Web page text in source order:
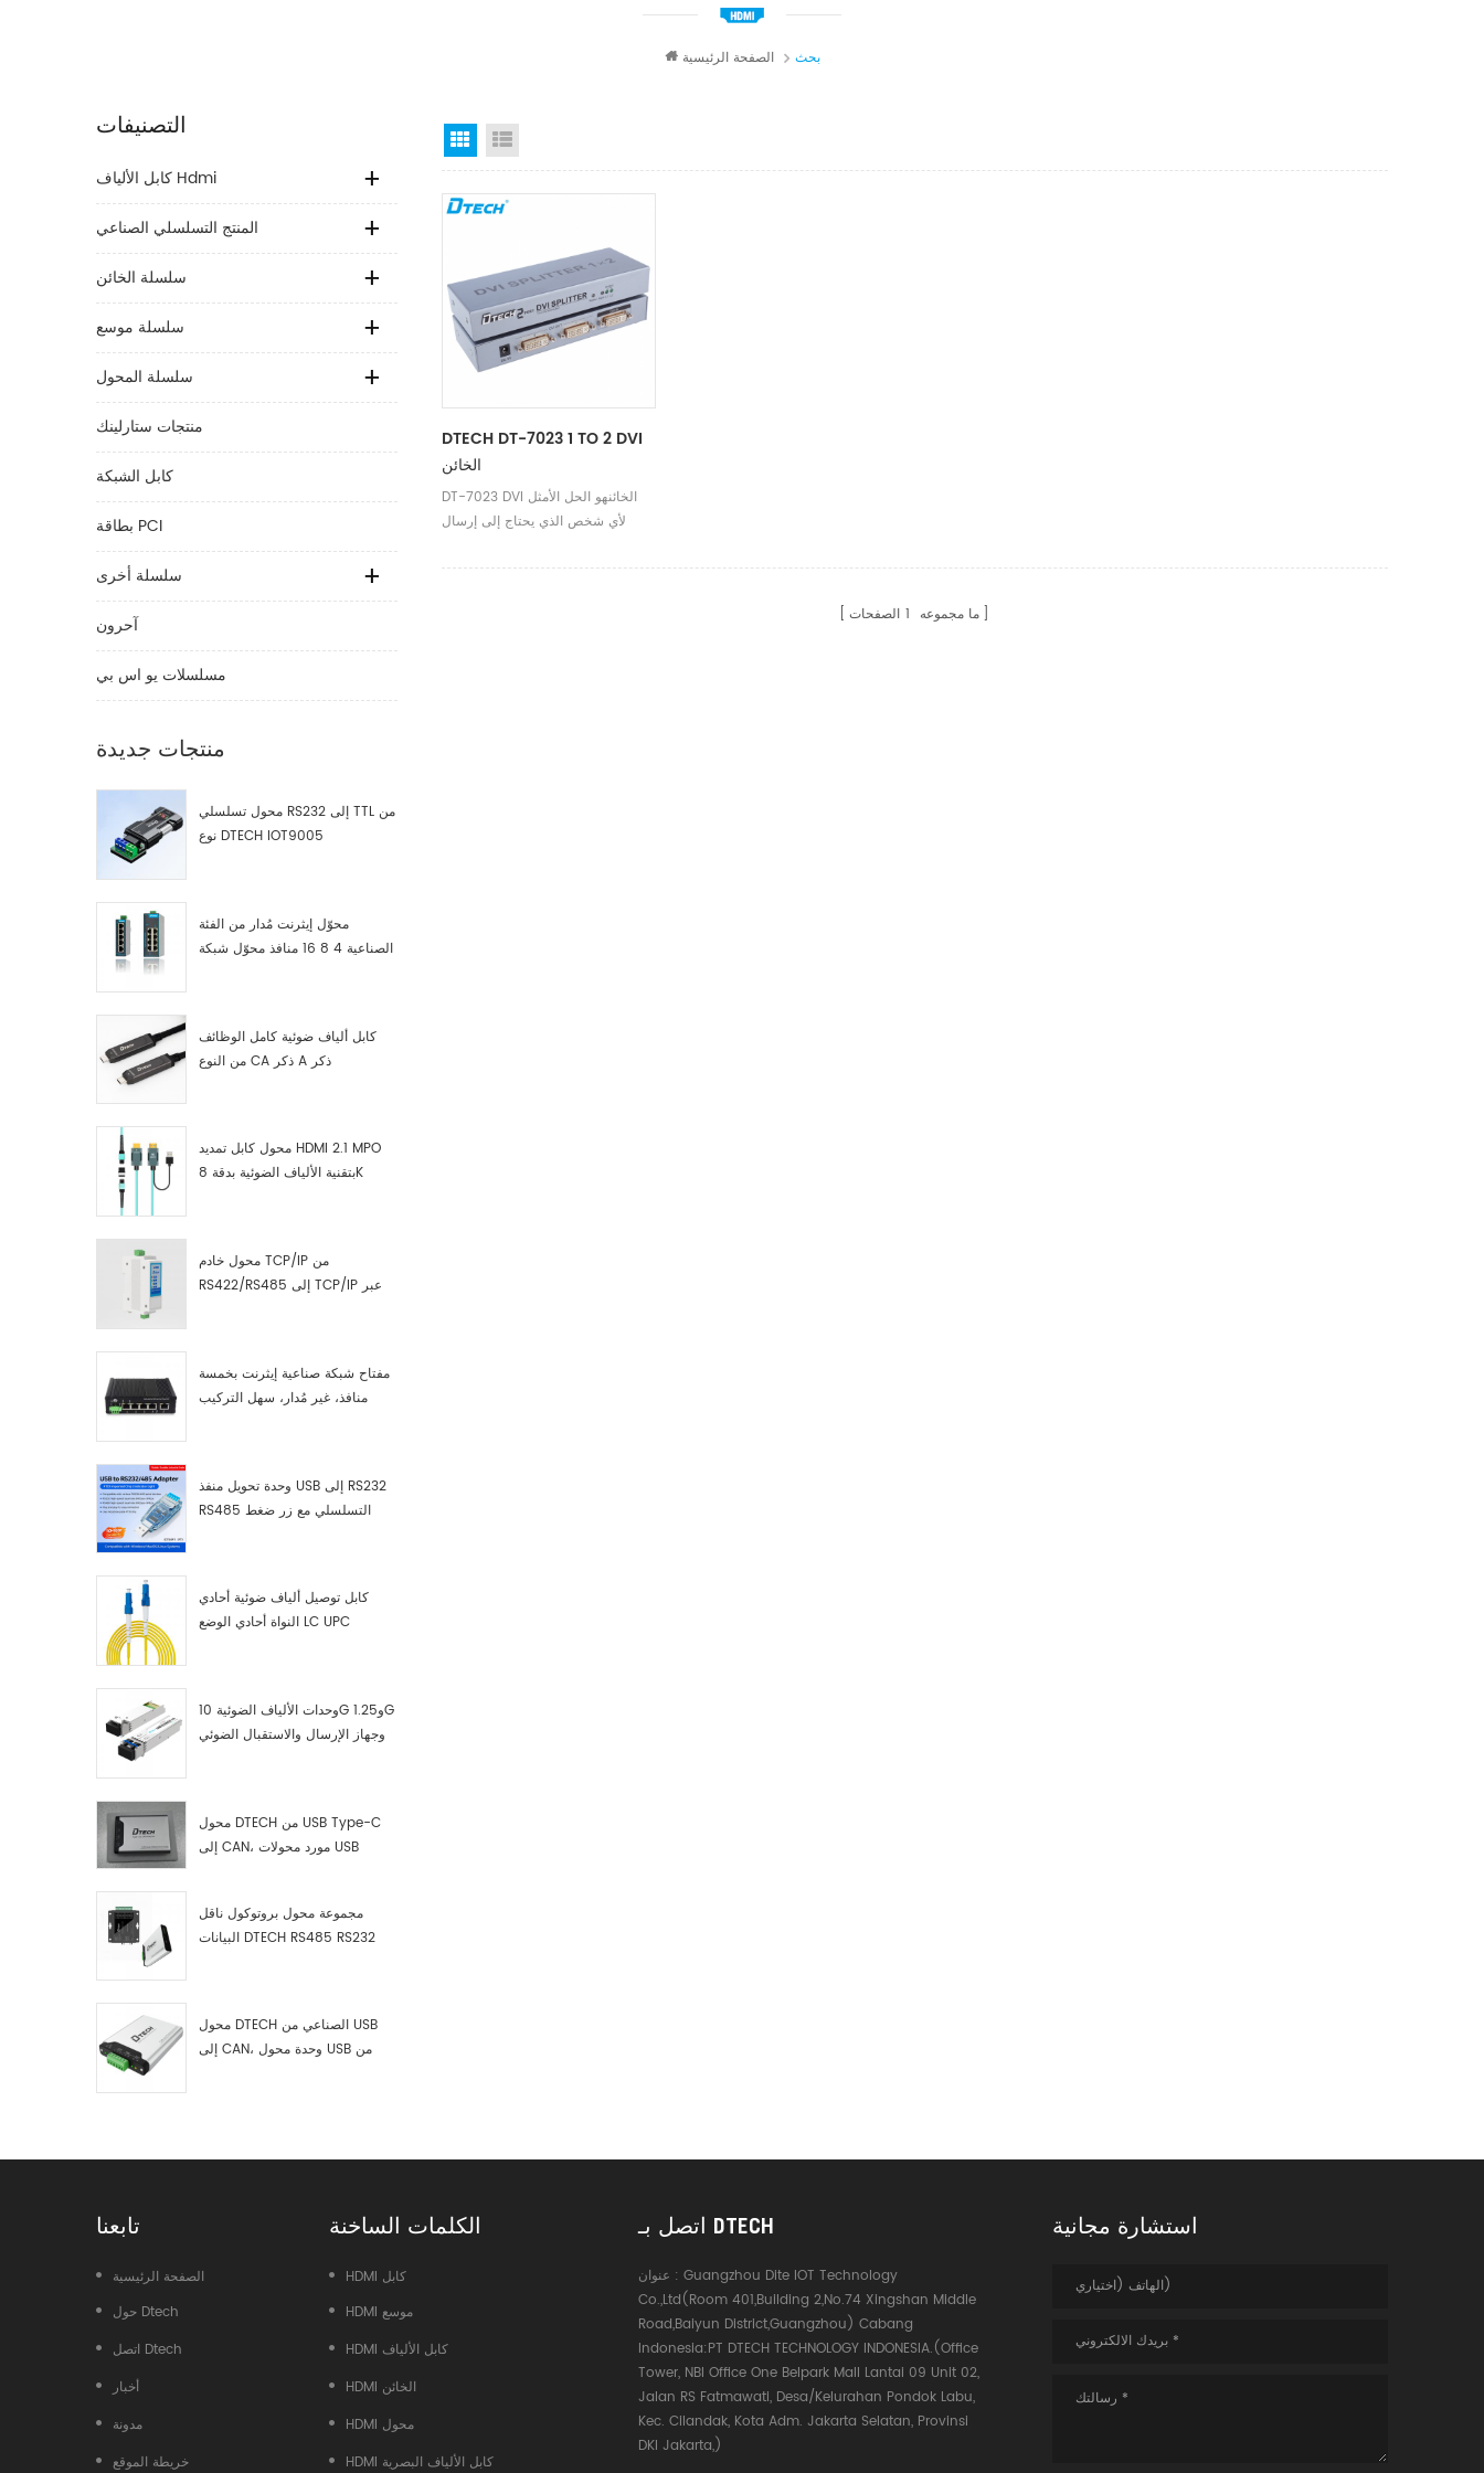
الصفحة الرئيسية بحث
التصنيفات
كابل الألياف Hdmi
المنتج التسلسلي الصناعي
سلسلة الخائن
سلسلة موسع
سلسلة المحول
منتجات ستارلينك
كابل الشبكة
بطاقة PCI
سلسلة أخرى
آحرون
مسلسلات يو اس بي
منتجات جديدة
محول تسلسلي RS232 إلى TTL من
نوع DTECH IOT9005
محوّل إيثرنت مُدار من الفئة
الصناعية 4 8 16 منافذ محوّل شبكة
كابل ألياف ضوئية كامل الوظائف
من النوع CA ذكر A ذكر
محول كابل تمديد HDMI 2.1 MPO
بتقنية الألياف الضوئية بدقة 8K
محول خادم TCP/IP من
RS422/RS485 إلى TCP/IP عبر
مفتاح شبكة صناعية إيثرنت بخمسة
منافذ، غير مُدار، سهل التركيب
وحدة تحويل منفذ USB إلى RS232
RS485 التسلسلي مع زر ضغط
كابل توصيل ألياف ضوئية أحادي
النواة أحادي الوضع LC UPC
وحدات الألياف الضوئية 10G و1.25G
وجهاز الإرسال والاستقبال الضوئي
محول DTECH من USB Type-C
إلى CAN، مورد محولات USB
مجموعة محول بروتوكول ناقل
البيانات DTECH RS485 RS232
محول DTECH الصناعي من USB
إلى CAN، وحدة محول USB من
Grid View
DTECH DT-7023 1 TO 2 DVI
الخائن
DT-7023 DVI الخائنهو الحل الأمثل
لأي شخص الذي يحتاج إلى إرسال
نفس الوقت.
ما مجموعه 1 الصفحات
تابعنا
الصفحة الرئيسية
حول Dtech
اتصل Dtech
أخبار
مدونة
خريطة الموقع
الكلمات الساخنة
HDMI كابل
HDMI موسع
HDMI كابل الألياف
HDMI الخائن
HDMI محول
HDMI كابل الألياف البصرية
اتصل بـ DTECH
عنوان :Guangzhou Dite IOT Technology
Co.,Ltd(Room 401,Building 2,No.74 Xingshan Middle
Road,Baiyun District,Guangzhou) Cabang
Indonesia:PT DTECH TECHNOLOGY INDONESIA.(Office
Tower, NBI Office One Belpark Mall Lantai 09 Unit 02,
Jalan RS Fatmawati, Desa/Kelurahan Pondok Labu,
Kec. Cilandak, Kota Adm. Jakarta Selatan, Provinsi
DKI Jakarta,)
استشارة مجانية